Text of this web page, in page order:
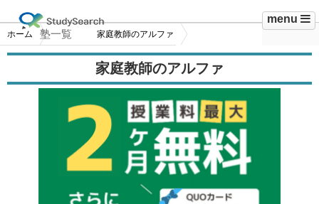
menu
ホーム 塾一覧 家庭教師のアルファ
家庭教師のアルファ